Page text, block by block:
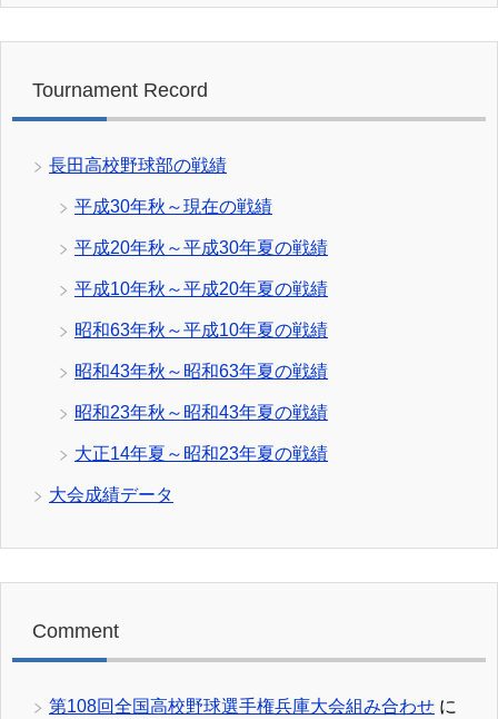
Tournament Record
長田高校野球部の戦績
平成30年秋～現在の戦績
平成20年秋～平成30年夏の戦績
平成10年秋～平成20年夏の戦績
昭和63年秋～平成10年夏の戦績
昭和43年秋～昭和63年夏の戦績
昭和23年秋～昭和43年夏の戦績
大正14年夏～昭和23年夏の戦績
大会成績データ
Comment
第108回全国高校野球選手権兵庫大会組み合わせ に